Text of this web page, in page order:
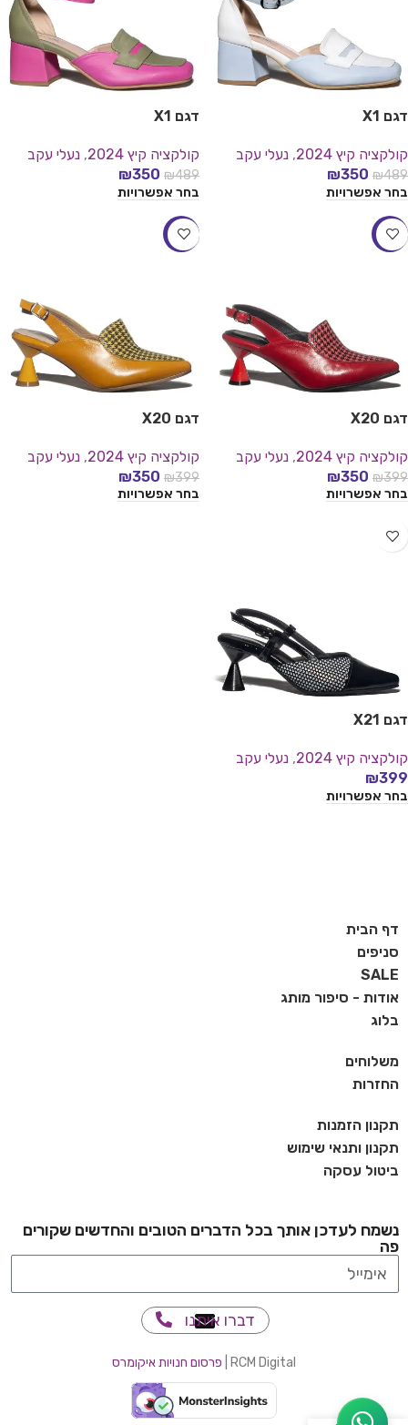
דגם X1
קולקציה קיץ 2024 , נעלי עקב
₪489
₪350
בחר אפשרויות
דגם X1
קולקציה קיץ 2024 , נעלי עקב
₪489
₪350
בחר אפשרויות
-12%
דגם X20
קולקציה קיץ 2024 , נעלי עקב
₪399
₪350
בחר אפשרויות
-12%
דגם X20
קולקציה קיץ 2024 , נעלי עקב
₪399
₪350
בחר אפשרויות
דגם X21
קולקציה קיץ 2024 , נעלי עקב
₪399
בחר אפשרויות
דף הבית
סניפים
SALE
אודות - סיפור מותג
בלוג
משלוחים
החזרות
תקנון הזמנות
תקנון ותנאי שימוש
ביטול עסקה
נשמח לעדכן אותך בכל הדברים הטובים והחדשים שקורים
פה
דברו איתנו
RCM Digital | פרסום חנויות איקומרס